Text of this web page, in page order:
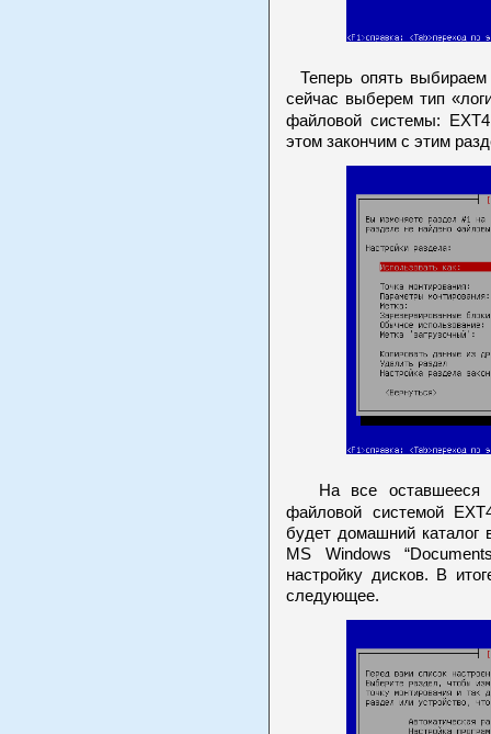
Теперь опять выбираем
сейчас выберем тип
файловой системы:
этом закончим с этим
На все оставшееся
файловой системой
будет домашний каталог
MS Windows
настройку дисков. В
следующее.